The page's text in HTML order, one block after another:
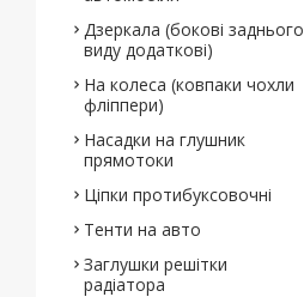
Дзеркала (бокові заднього
виду додаткові)
На колеса (ковпаки чохли
фліппери)
Насадки на глушник
прямотоки
Ціпки протибуксовочні
Тенти на авто
Заглушки решітки
радіатора